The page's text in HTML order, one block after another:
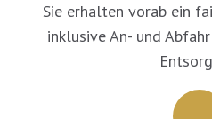
Sie erhalten vorab ein
inklusive An- und